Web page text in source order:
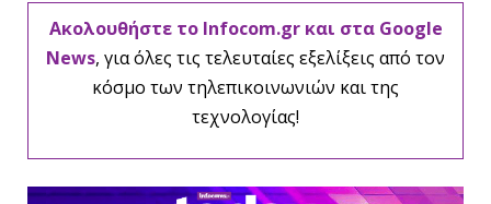
Ακολουθήστε το Infocom.gr και στα Google
News, για όλες τις τελευταίες εξελίξεις από τον
κόσμο των τηλεπικοινωνιών και της
τεχνολογίας!